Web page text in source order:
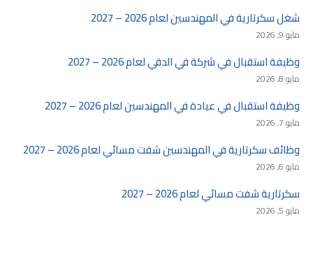
شغل سكرتارية في المهندسين لعام 2026 – 2027
مايو 9, 2026
وظيفة استقبال في شركة في الدقي لعام 2026 – 2027
مايو 8, 2026
وظيفة استقبال في عيادة في المهندسين لعام 2026 – 2027
مايو 7, 2026
وظائف سكرتارية في المهندسين شفت مسائي لعام 2026 – 2027
مايو 6, 2026
سكرتارية شفت مسائي لعام 2026 – 2027
مايو 5, 2026